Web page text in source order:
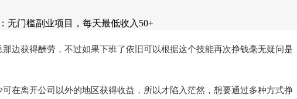
无门槛副业项目，每天最低收入50+
边获得酬劳，不过如果下班了依旧可以根据这个技能再次挣钱毫无疑问是
在离开公司以外的地区获得收益，所以才陷入茫然，想要通过多种方式挣